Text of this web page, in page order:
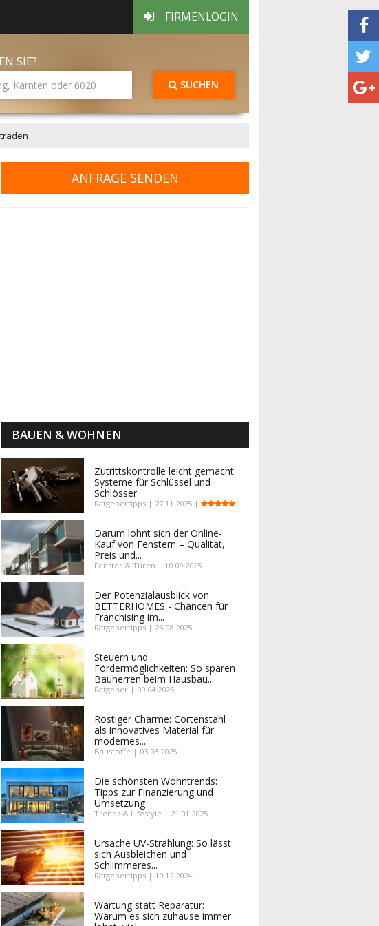
FIRMENLOGIN
SIE?
SUCHEN
ANFRAGE SENDEN
BAUEN & WOHNEN
Zutrittskontrolle leicht gemacht:
Systeme für Schlüssel und
Schlösser
Ratgebertipps | 27.11.2025 |
Darum lohnt sich der Online-
Kauf von Fenstern – Qualität,
Preis und...
Fenster & Türen | 10.09.2025
Der Potenzialausblick von
BETTERHOMES - Chancen für
Franchising im...
Ratgebertipps | 25.08.2025
Steuern und
Fördermöglichkeiten: So sparen
Bauherren beim Hausbau...
Ratgeber | 09.04.2025
Rostiger Charme: Cortenstahl
als innovatives Material für
modernes...
Baustoffe | 03.03.2025
Die schönsten Wohntrends:
Tipps zur Finanzierung und
Umsetzung
Trends & Lifestyle | 21.01.2025
Ursache UV-Strahlung: So lässt
sich Ausbleichen und
Schlimmeres...
Ratgebertipps | 10.12.2024
Wartung statt Reparatur:
Warum es sich zuhause immer